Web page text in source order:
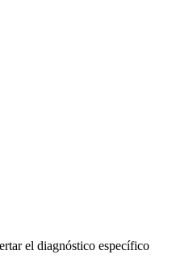
el diagnóstico específico